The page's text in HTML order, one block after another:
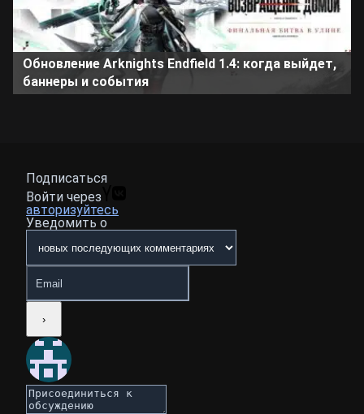
Обновление Arknights Endfield 1.4: когда выйдет,
баннеры и события
Подписаться
Войти через
авторизуйтесь
Уведомить о